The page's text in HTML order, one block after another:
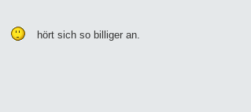
hört sich so billiger an.